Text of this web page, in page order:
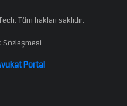
Tüm hakları saklıdır.
Sözleşmesi
Portal